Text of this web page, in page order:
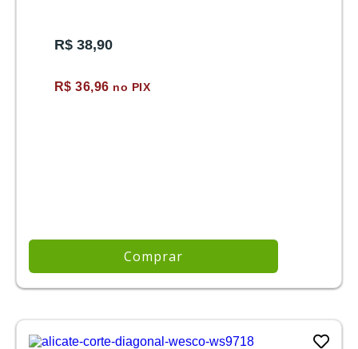
R$ 38,90
R$ 36,96 no PIX
Comprar